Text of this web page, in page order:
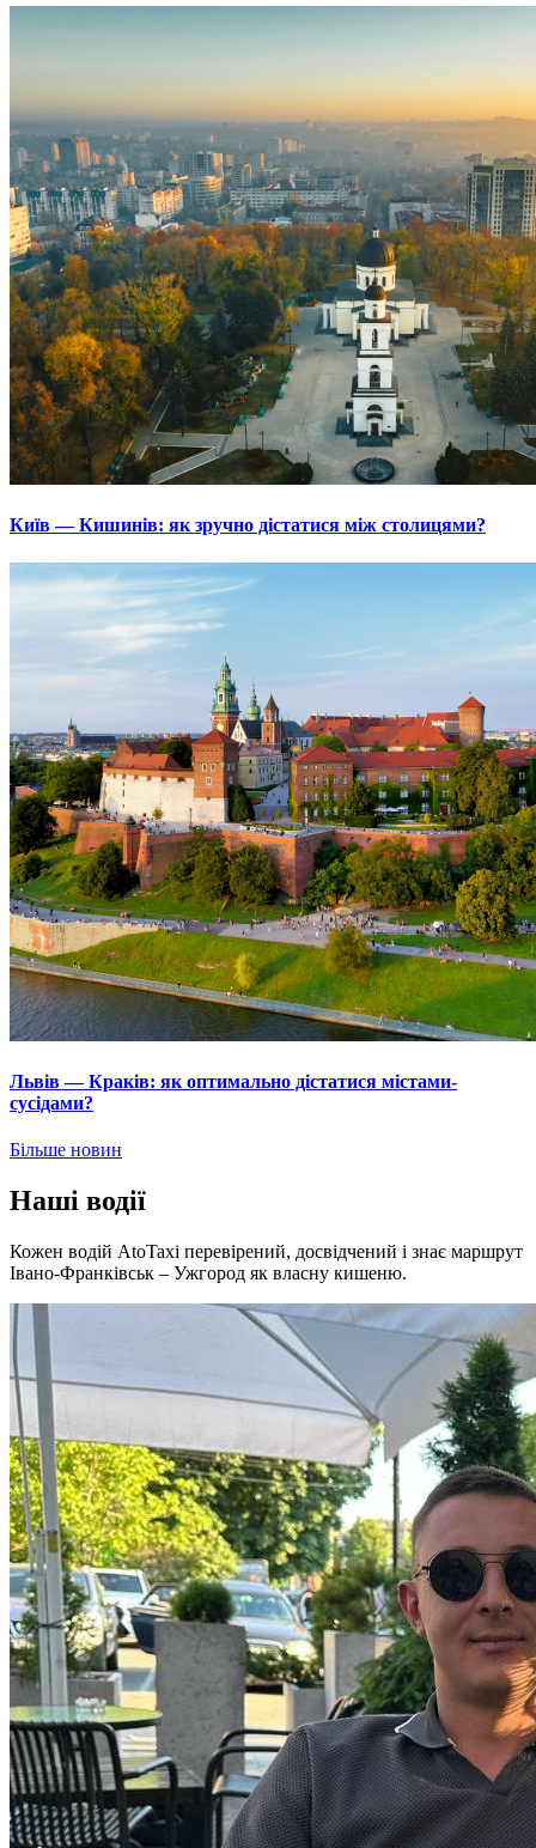
Київ — Кишинів: як зручно дістатися між столицями?
Львів — Краків: як оптимально дістатися містами-
сусідами?
Більше новин
Наші водії
Кожен водій AtoTaxi перевірений, досвідчений і знає маршрут
Івано-Франківськ – Ужгород як власну кишеню.